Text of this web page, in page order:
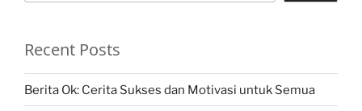
Recent Posts
Berita Ok: Cerita Sukses dan Motivasi untuk Semua